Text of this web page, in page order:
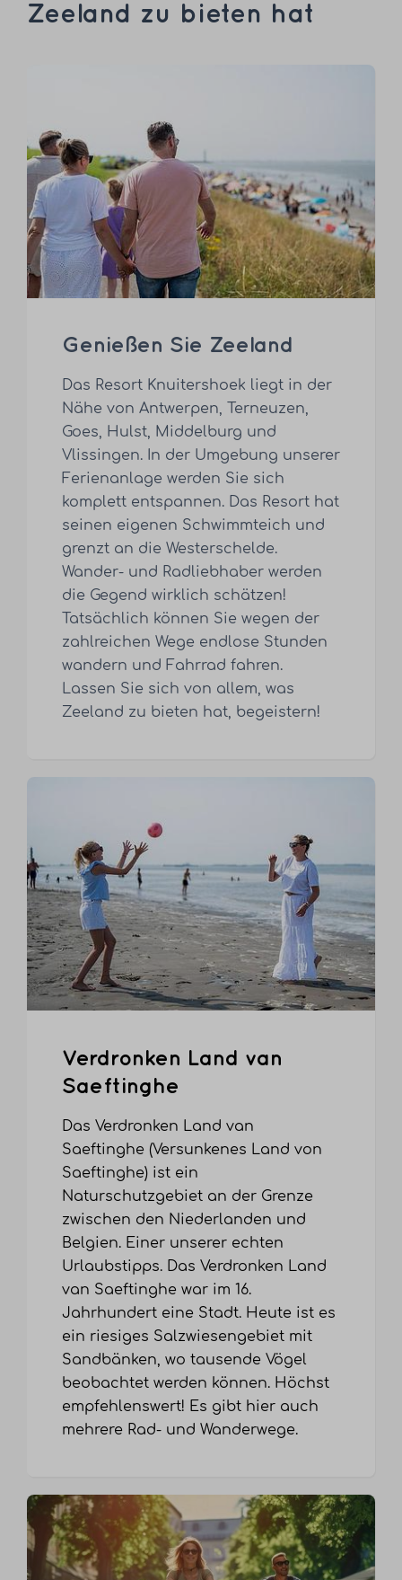
Zeeland zu bieten hat
Genießen Sie Zeeland
Das Resort Knuitershoek liegt in der
Nähe von Antwerpen, Terneuzen,
Goes, Hulst, Middelburg und
Vlissingen. In der Umgebung unserer
Ferienanlage werden Sie sich
komplett entspannen. Das Resort hat
seinen eigenen Schwimmteich und
grenzt an die Westerschelde.
Wander- und Radliebhaber werden
die Gegend wirklich schätzen!
Tatsächlich können Sie wegen der
zahlreichen Wege endlose Stunden
wandern und Fahrrad fahren.
Lassen Sie sich von allem, was
Zeeland zu bieten hat, begeistern!
Verdronken Land van
Saeftinghe
Das Verdronken Land van
Saeftinghe (Versunkenes Land von
Saeftinghe) ist ein
Naturschutzgebiet an der Grenze
zwischen den Niederlanden und
Belgien. Einer unserer echten
Urlaubstipps. Das Verdronken Land
van Saeftinghe war im 16.
Jahrhundert eine Stadt. Heute ist es
ein riesiges Salzwiesengebiet mit
Sandbänken, wo tausende Vögel
beobachtet werden können. Höchst
empfehlenswert! Es gibt hier auch
mehrere Rad- und Wanderwege.